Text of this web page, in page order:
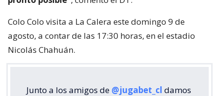
Colo Colo visita a La Calera este domingo 9 de
agosto, a contar de las 17:30 horas, en el estadio
Nicolás Chahuán.
Junto a los amigos de @jugabet_cl damos